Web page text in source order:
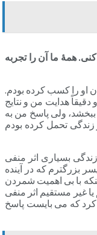
همۀ ما آن را تجربه
او را کسب کرده بودم.
هدایت من و نتایج
ولی پاسخ من به
زندگی تحمل کرده بودم
بسیاری اثر منفی
بزرگترم که در آینده
با بی اهمیت شمردن
غیر مستقیم اثر منفی
کرد که می بایست پاسخ